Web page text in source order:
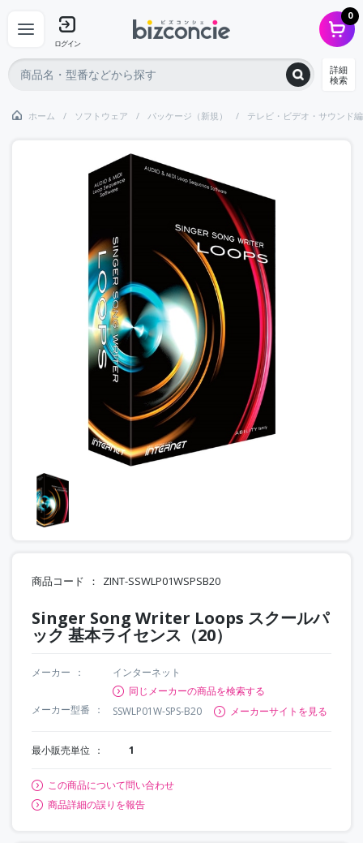
ログイン
0
詳細
検索
ホーム ソフトウェア パッケージ（新規） テレビ・ビデオ・サウンド
商品コード ZINT-SSWLP01WSPSB20
Singer Song Writer Loops スクールパ
ック 基本ライセンス（20）
メーカー
インターネット
同じメーカーの商品を検索する
メーカー型番
SSWLP01W-SPS-B20 メーカーサイトを見る
最小販売単位 1
この商品について問い合わせ
商品詳細の誤りを報告